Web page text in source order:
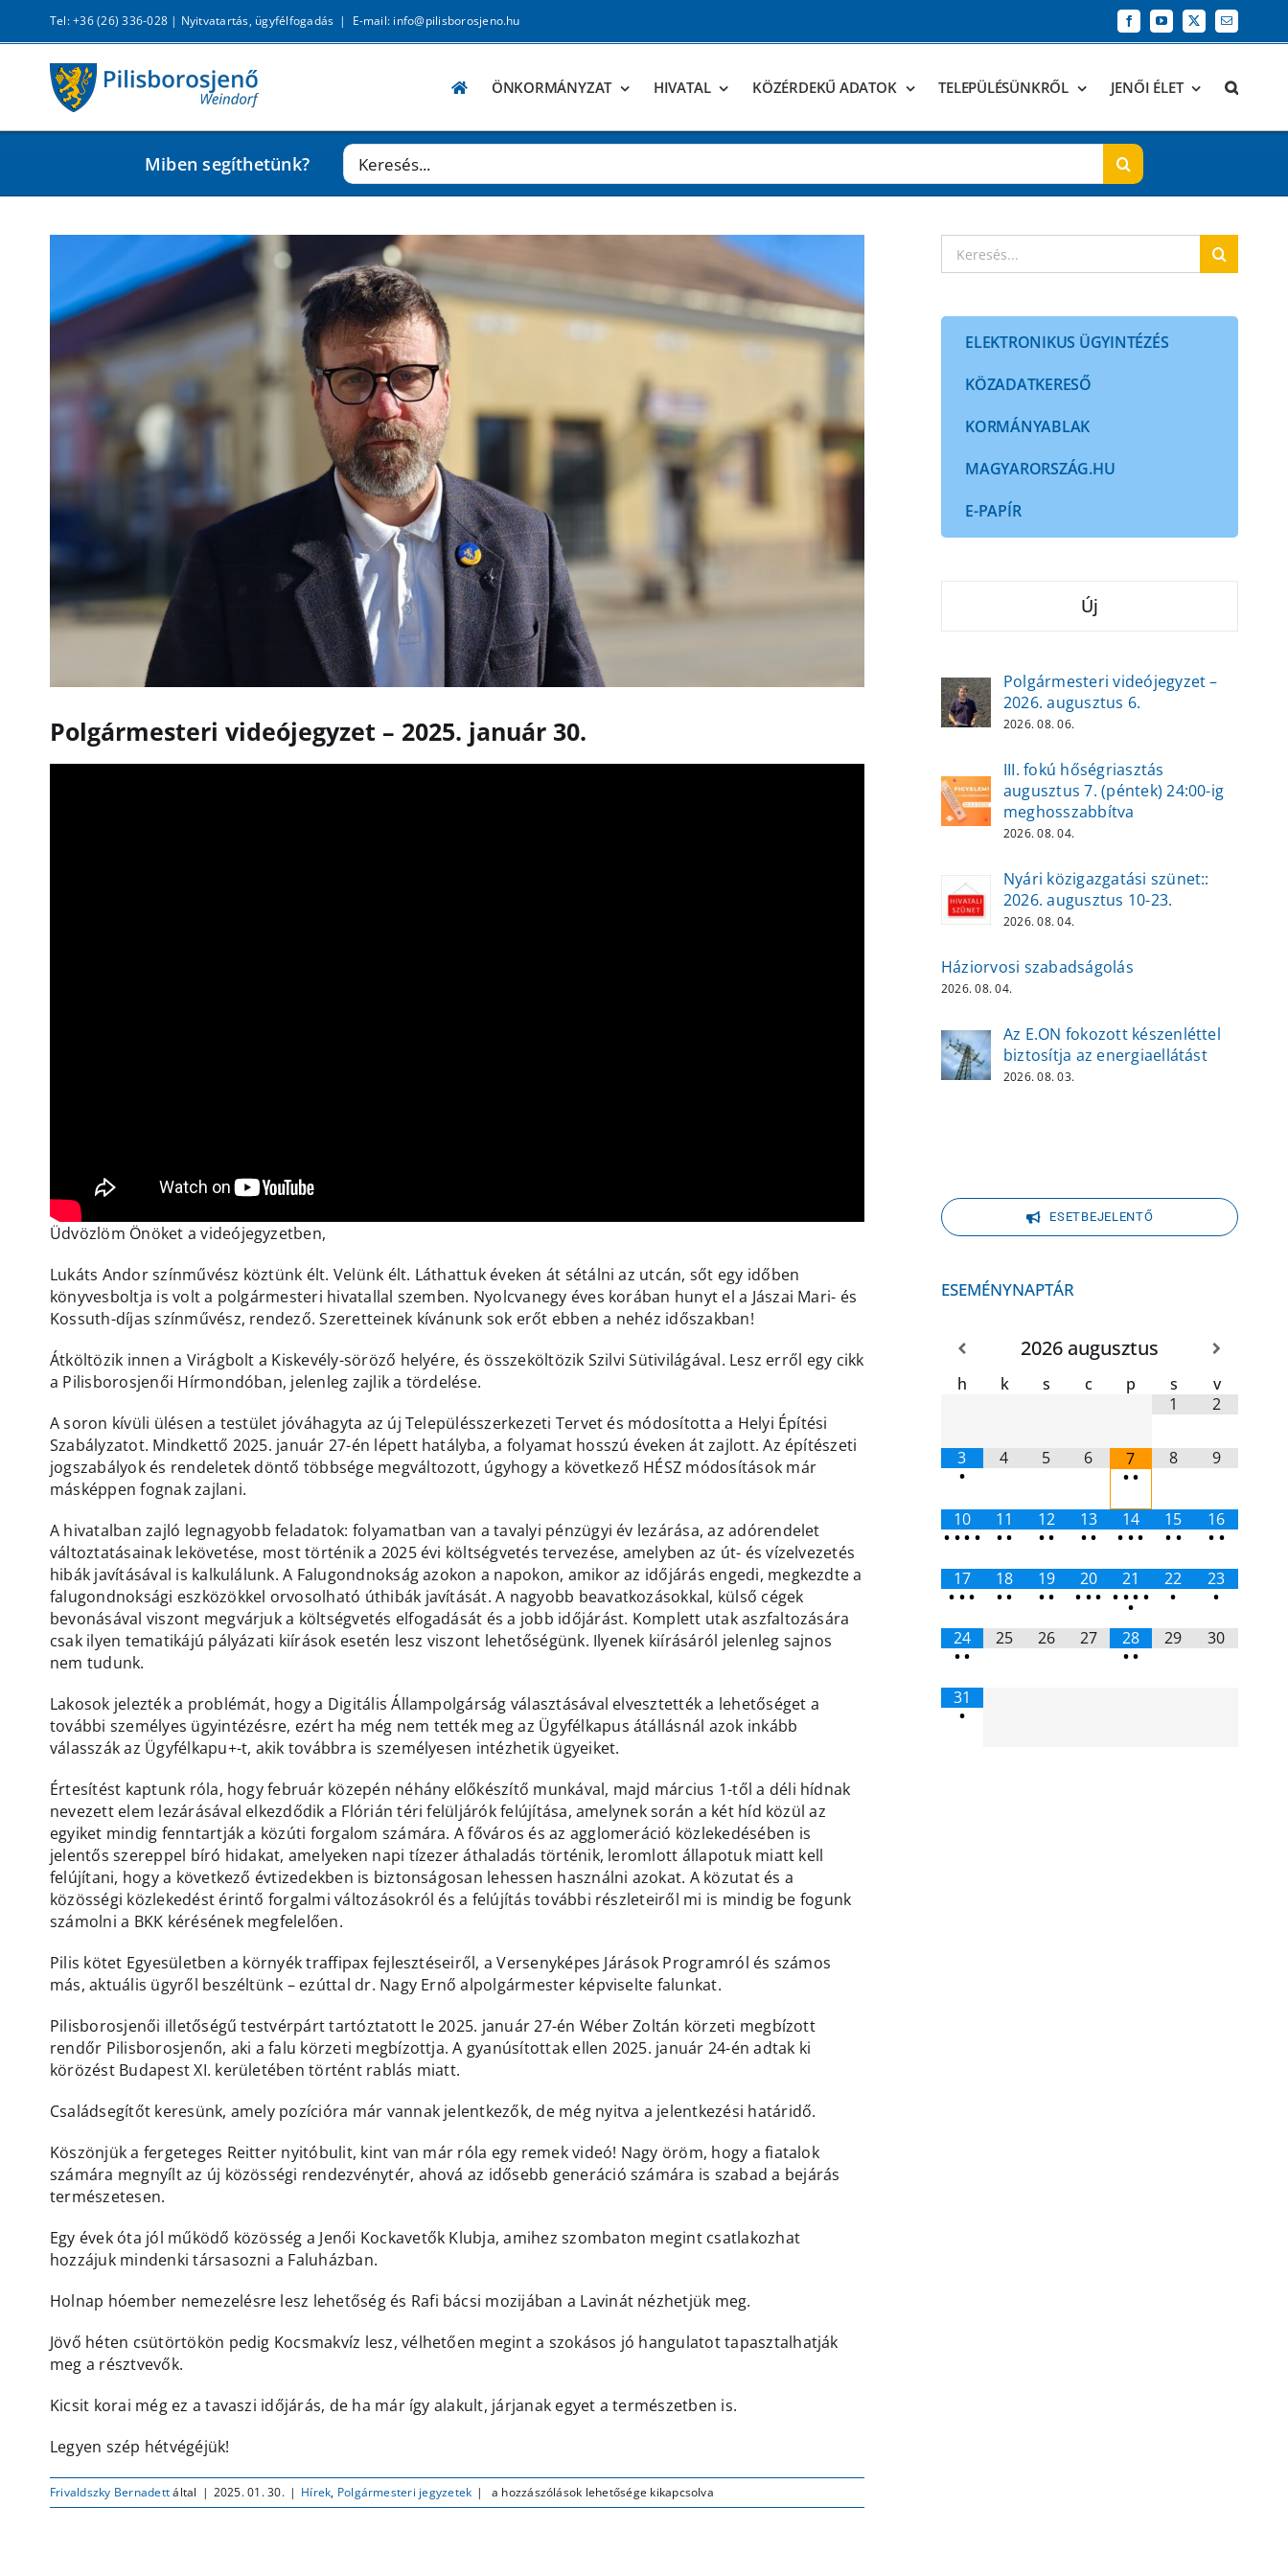
KihagyásTel: +36 (26) 336-028 | Nyitvatartás, ügyfélfogadás | E-mail: info@pilisborosjeno.hu FacebookYouTube
X Email:
ÖNKORMÁNYZAT HIVATAL KÖZÉRDEKŰ ADATOK TELEPÜLÉSÜNKRŐL JENŐI ÉLET
Miben segíthetünk? Keresés...
Polgármesteri videójegyzet – 2025. január 30.
Üdvözlöm Önöket a videójegyzetben,
Lukáts Andor színművész köztünk élt. Velünk élt. Láthattuk éveken át sétálni az utcán, sőt egy időben
könyvesboltja is volt a polgármesteri hivatallal szemben. Nyolcvanegy éves korában hunyt el a Jászai Mari- és
Kossuth-díjas színművész, rendező. Szeretteinek kívánunk sok erőt ebben a nehéz időszakban!
Átköltözik innen a Virágbolt a Kiskevély-söröző helyére, és összeköltözik Szilvi Sütivilágával. Lesz erről egy cikk
a Pilisborosjenői Hírmondóban, jelenleg zajlik a tördelése.
A soron kívüli ülésen a testület jóváhagyta az új Településszerkezeti Tervet és módosította a Helyi Építési
Szabályzatot. Mindkettő 2025. január 27-én lépett hatályba, a folyamat hosszú éveken át zajlott. Az építészeti
jogszabályok és rendeletek döntő többsége megváltozott, úgyhogy a következő HÉSZ módosítások már
másképpen fognak zajlani.
A hivatalban zajló legnagyobb feladatok: folyamatban van a tavalyi pénzügyi év lezárása, az adórendelet
változtatásainak lekövetése, most történik a 2025 évi költségvetés tervezése, amelyben az út- és vízelvezetés
hibák javításával is kalkulálunk. A Falugondnokság azokon a napokon, amikor az időjárás engedi, megkezdte a
falugondnoksági eszközökkel orvosolható úthibák javítását. A nagyobb beavatkozásokkal, külső cégek
bevonásával viszont megvárjuk a költségvetés elfogadását és a jobb időjárást. Komplett utak aszfaltozására
csak ilyen tematikájú pályázati kiírások esetén lesz viszont lehetőségünk. Ilyenek kiírásáról jelenleg sajnos
nem tudunk.
Lakosok jelezték a problémát, hogy a Digitális Állampolgárság választásával elvesztették a lehetőséget a
további személyes ügyintézésre, ezért ha még nem tették meg az Ügyfélkapus átállásnál azok inkább
válasszák az Ügyfélkapu+-t, akik továbbra is személyesen intézhetik ügyeiket.
Értesítést kaptunk róla, hogy február közepén néhány előkészítő munkával, majd március 1-től a déli hídnak
nevezett elem lezárásával elkezdődik a Flórián téri felüljárók felújítása, amelynek során a két híd közül az
egyiket mindig fenntartják a közúti forgalom számára. A főváros és az agglomeráció közlekedésében is
jelentős szereppel bíró hidakat, amelyeken napi tízezer áthaladás történik, leromlott állapotuk miatt kell
felújítani, hogy a következő évtizedekben is biztonságosan lehessen használni azokat. A közutat és a
közösségi közlekedést érintő forgalmi változásokról és a felújítás további részleteiről mi is mindig be fogunk
számolni a BKK kérésének megfelelően.
Pilis kötet Egyesületben a környék traffipax fejlesztéseiről, a Versenyképes Járások Programról és számos
más, aktuális ügyről beszéltünk – ezúttal dr. Nagy Ernő alpolgármester képviselte falunkat.
Pilisborosjenői illetőségű testvérpárt tartóztatott le 2025. január 27-én Wéber Zoltán körzeti megbízott
rendőr Pilisborosjenőn, aki a falu körzeti megbízottja. A gyanúsítottak ellen 2025. január 24-én adtak ki
körözést Budapest XI. kerületében történt rablás miatt.
Családsegítőt keresünk, amely pozícióra már vannak jelentkezők, de még nyitva a jelentkezési határidő.
Köszönjük a fergeteges Reitter nyitóbulit, kint van már róla egy remek videó! Nagy öröm, hogy a fiatalok
számára megnyílt az új közösségi rendezvénytér, ahová az idősebb generáció számára is szabad a bejárás
természetesen.
Egy évek óta jól működő közösség a Jenői Kockavetők Klubja, amihez szombaton megint csatlakozhat
hozzájuk mindenki társasozni a Faluházban.
Holnap hóember nemezelésre lesz lehetőség és Rafi bácsi mozijában a Lavinát nézhetjük meg.
Jövő héten csütörtökön pedig Kocsmakvíz lesz, vélhetően megint a szokásos jó hangulatot tapasztalhatják
meg a résztvevők.
Kicsit korai még ez a tavaszi időjárás, de ha már így alakult, járjanak egyet a természetben is.
Legyen szép hétvégéjük!
Frivaldszky Bernadettáltal | 2025. 01. 30. | Hírek, Polgármesteri jegyzetek |
Polgármesteri
videójegyzet
a hozzászólások lehetősége kikapcsolva
Keresés...
ELEKTRONIKUS ÜGYINTÉZÉS
KÖZADATKERESŐ
KORMÁNYABLAK
MAGYARORSZÁG.HU
E-PAPÍR
Új
Polgármesteri videójegyzet –
2026. augusztus 6.
2026. 08. 06.
III. fokú hőségriasztás
augusztus 7. (péntek) 24:00-ig
meghosszabbítva
2026. 08. 04.
Nyári közigazgatási szünet::
2026. augusztus 10-23.
2026. 08. 04.
Háziorvosi szabadságolás
2026. 08. 04.
Az E.ON fokozott készenléttel
biztosítja az energiaellátást
2026. 08. 03.
ESETBEJELENTŐ
ESEMÉNYNAPTÁR
2026 augusztus
h k s c p s
v
1
2
3
•
4 5 6
7
••
8 9
10
••••
11
••
12
••
13
••
14
•••
15
••
16
••
17
•••
18
••
19
••
20
•••
21
••••
•
22
•
23
•
24
••
25 26 27
28
••
29 30
31
•